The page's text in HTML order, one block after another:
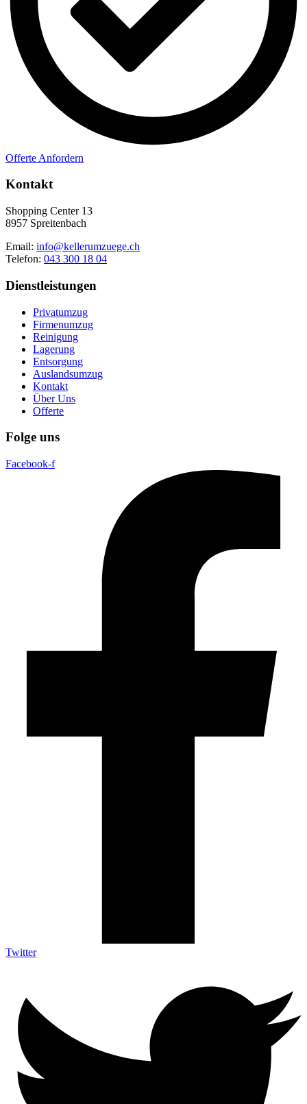
Offerte Anfordern
Kontakt
Shopping Center 13
8957 Spreitenbach
Email: info@kellerumzuege.ch
Telefon: 043 300 18 04
Dienstleistungen
Privatumzug
Firmenumzug
Reinigung
Lagerung
Entsorgung
Auslandsumzug
Kontakt
Über Uns
Offerte
Folge uns
Facebook-f
Twitter